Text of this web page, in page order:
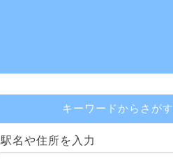
キーワードからさがす
駅名や住所を入力